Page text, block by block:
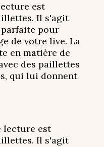
est
Il s'agit
pour
de votre live. La
en matière de
des paillettes
qui lui donnent
lecture est
Il s'agit